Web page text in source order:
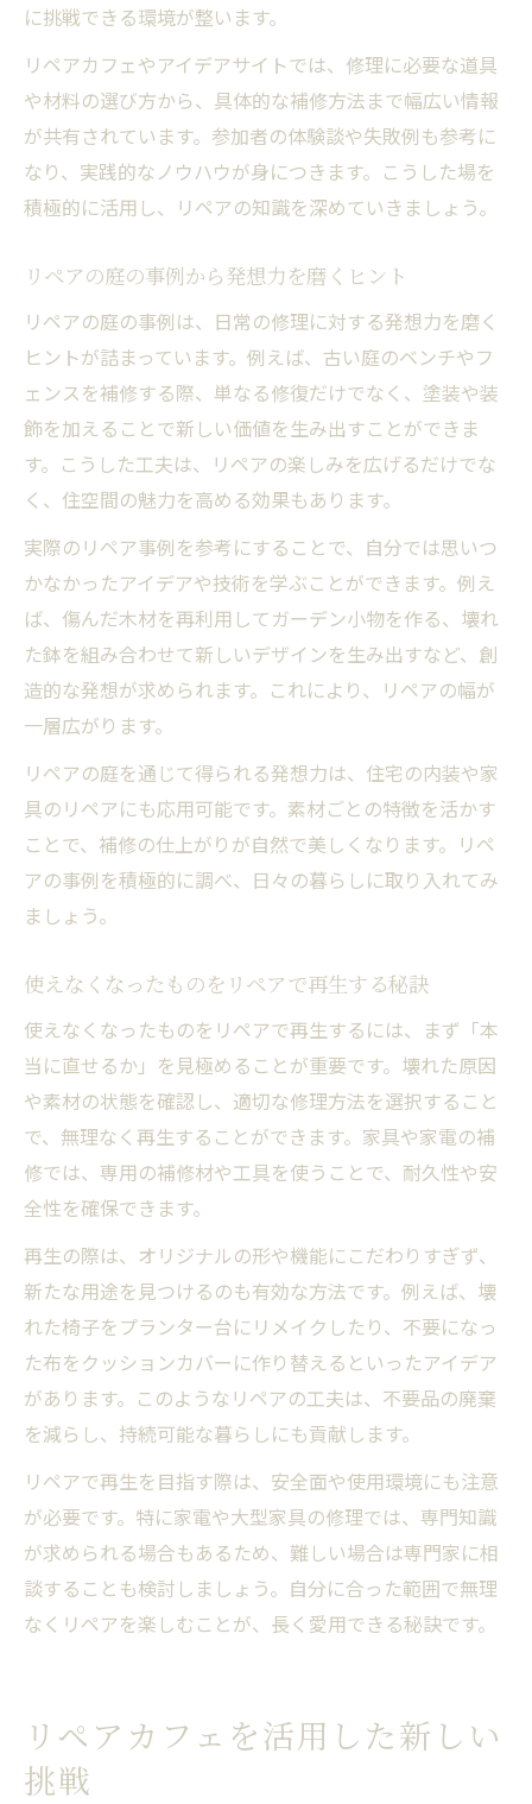
に挑戦できる環境が整います。
リペアカフェやアイデアサイトでは、修理に必要な道具
や材料の選び方から、具体的な補修方法まで幅広い情報
が共有されています。参加者の体験談や失敗例も参考に
なり、実践的なノウハウが身につきます。こうした場を
積極的に活用し、リペアの知識を深めていきましょう。
リペアの庭の事例から発想力を磨くヒント
リペアの庭の事例は、日常の修理に対する発想力を磨く
ヒントが詰まっています。例えば、古い庭のベンチやフ
ェンスを補修する際、単なる修復だけでなく、塗装や装
飾を加えることで新しい価値を生み出すことができま
す。こうした工夫は、リペアの楽しみを広げるだけでな
く、住空間の魅力を高める効果もあります。
実際のリペア事例を参考にすることで、自分では思いつ
かなかったアイデアや技術を学ぶことができます。例え
ば、傷んだ木材を再利用してガーデン小物を作る、壊れ
た鉢を組み合わせて新しいデザインを生み出すなど、創
造的な発想が求められます。これにより、リペアの幅が
一層広がります。
リペアの庭を通じて得られる発想力は、住宅の内装や家
具のリペアにも応用可能です。素材ごとの特徴を活かす
ことで、補修の仕上がりが自然で美しくなります。リペ
アの事例を積極的に調べ、日々の暮らしに取り入れてみ
ましょう。
使えなくなったものをリペアで再生する秘訣
使えなくなったものをリペアで再生するには、まず「本
当に直せるか」を見極めることが重要です。壊れた原因
や素材の状態を確認し、適切な修理方法を選択すること
で、無理なく再生することができます。家具や家電の補
修では、専用の補修材や工具を使うことで、耐久性や安
全性を確保できます。
再生の際は、オリジナルの形や機能にこだわりすぎず、
新たな用途を見つけるのも有効な方法です。例えば、壊
れた椅子をプランター台にリメイクしたり、不要になっ
た布をクッションカバーに作り替えるといったアイデア
があります。このようなリペアの工夫は、不要品の廃棄
を減らし、持続可能な暮らしにも貢献します。
リペアで再生を目指す際は、安全面や使用環境にも注意
が必要です。特に家電や大型家具の修理では、専門知識
が求められる場合もあるため、難しい場合は専門家に相
談することも検討しましょう。自分に合った範囲で無理
なくリペアを楽しむことが、長く愛用できる秘訣です。
リペアカフェを活用した新しい
挑戦